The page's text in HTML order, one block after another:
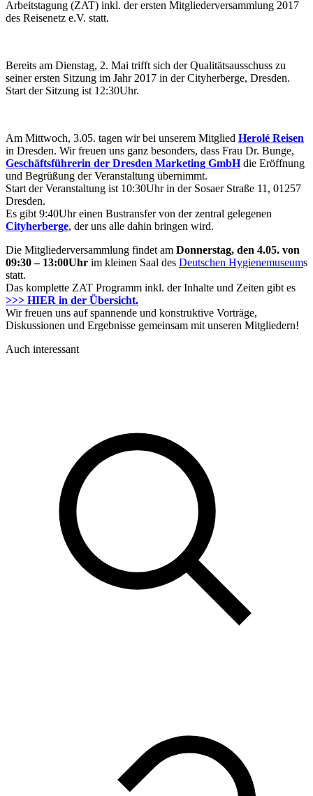
Arbeitstagung (ZAT) inkl. der ersten Mitgliederversammlung 2017
des Reisenetz e.V. statt.
Bereits am Dienstag, 2. Mai trifft sich der Qualitätsausschuss zu
seiner ersten Sitzung im Jahr 2017 in der Cityherberge, Dresden.
Start der Sitzung ist 12:30Uhr.
Am Mittwoch, 3.05. tagen wir bei unserem Mitglied Herolé Reisen
in Dresden. Wir freuen uns ganz besonders, dass Frau Dr. Bunge,
Geschäftsführerin der Dresden Marketing GmbHdie Eröffnung
und Begrüßung der Veranstaltung übernimmt.
Start der Veranstaltung ist 10:30Uhr in der Sosaer Straße 11, 01257
Dresden.
Es gibt 9:40Uhr einen Bustransfer von der zentral gelegenen
Cityherberge, der uns alle dahin bringen wird.
Die Mitgliederversammlung findet am Donnerstag, den 4.05. von
09:30 – 13:00Uhr im kleinen Saal des Deutschen Hygienemuseums
statt.
Das komplette ZAT Programm inkl. der Inhalte und Zeiten gibt es
>>> HIER in der Übersicht.
Wir freuen uns auf spannende und konstruktive Vorträge,
Diskussionen und Ergebnisse gemeinsam mit unseren Mitgliedern!
Auch interessant